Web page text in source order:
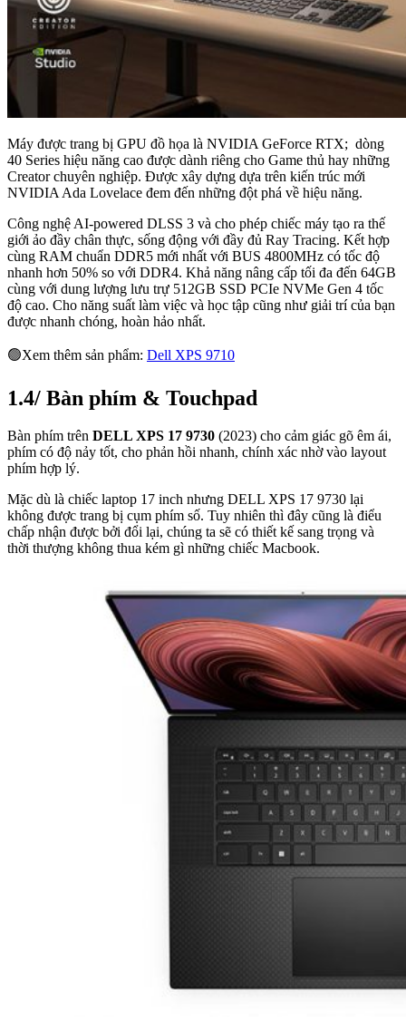
Máy được trang bị GPU đồ họa là NVIDIA GeForce RTX; dòng
40 Series hiệu năng cao được dành riêng cho Game thủ hay những
Creator chuyên nghiệp. Được xây dựng dựa trên kiến trúc mới
NVIDIA Ada Lovelace đem đến những đột phá về hiệu năng.
Công nghệ AI-powered DLSS 3 và cho phép chiếc máy tạo ra thế
giới ảo đầy chân thực, sống động với đầy đủ Ray Tracing. Kết hợp
cùng RAM chuẩn DDR5 mới nhất với BUS 4800MHz có tốc độ
nhanh hơn 50% so với DDR4. Khả năng nâng cấp tối đa đến 64GB
cùng với dung lượng lưu trự 512GB SSD PCIe NVMe Gen 4 tốc
độ cao. Cho năng suất làm việc và học tập cũng như giải trí của bạn
được nhanh chóng, hoàn hảo nhất.
🟢Xem thêm sản phẩm: Dell XPS 9710
1.4/ Bàn phím & Touchpad
Bàn phím trên DELL XPS 17 9730 (2023) cho cảm giác gõ êm ái,
phím có độ nảy tốt, cho phản hồi nhanh, chính xác nhờ vào layout
phím hợp lý.
Mặc dù là chiếc laptop 17 inch nhưng DELL XPS 17 9730 lại
không được trang bị cụm phím số. Tuy nhiên thì đây cũng là điểu
chấp nhận được bởi đổi lại, chúng ta sẽ có thiết kế sang trọng và
thời thượng không thua kém gì những chiếc Macbook.